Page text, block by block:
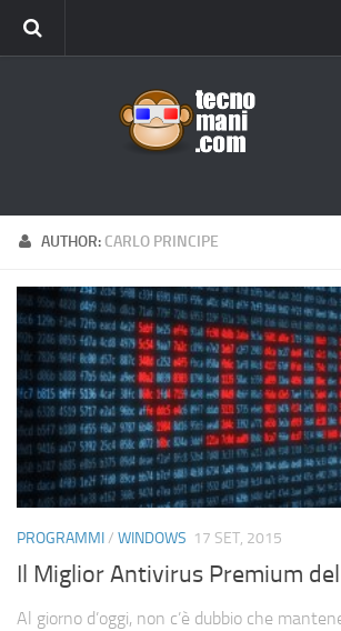
Windows
News
Cellulari
Gadget
Recensioni
Contact Us
Privacy
Cerca
AUTHOR: CARLO PRINCIPE
PROGRAMMI/ WINDOWS 17 SET, 2015
Il Miglior Antivirus Premium
Al giorno d’oggi, non c’è dubbio che